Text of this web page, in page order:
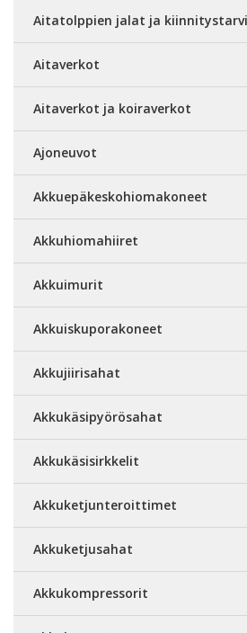
Aitatolppien jalat ja
Aitaverkot
Aitaverkot ja koiraverkot
Ajoneuvot
Akkuepäkeskohiomakoneet
Akkuhiomahiiret
Akkuimurit
Akkuiskuporakoneet
Akkujiirisahat
Akkukäsipyörösahat
Akkukäsisirkkelit
Akkuketjunteroittimet
Akkuketjusahat
Akkukompressorit